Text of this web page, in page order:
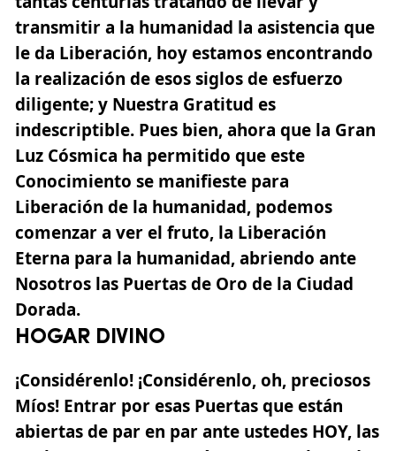
transmitir a la humanidad la asistencia que
le da Liberación, hoy estamos encontrando
la realización de esos siglos de esfuerzo
diligente; y Nuestra Gratitud es
indescriptible. Pues bien, ahora que la Gran
Luz Cósmica ha permitido que este
Conocimiento se manifieste para
Liberación de la humanidad, podemos
comenzar a ver el fruto, la Liberación
Eterna para la humanidad, abriendo ante
Nosotros las Puertas de Oro de la Ciudad
Dorada.
HOGAR DIVINO
¡Considérenlo! ¡Considérenlo, oh, preciosos
Míos! Entrar por esas Puertas que están
abiertas de par en par ante ustedes HOY, las